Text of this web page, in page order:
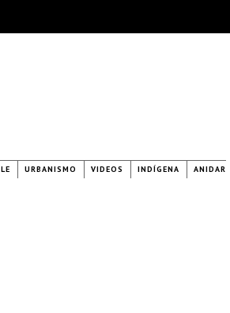
URBANISMO VIDEOS INDÍGENA ANIDAR